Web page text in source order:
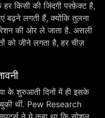
किसी की जिंदगी परफ़ेक्ट है,
बढ़ने लगती हैं, क्योंकि तुलना
की ओर ले जाता है. असली
को जीने लगता है, हर चीज़
के शुरुआती दिनों में ही इसके
चुकी थीं. Pew Research